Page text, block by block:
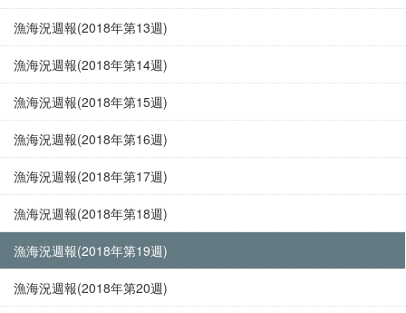
漁海況週報(2018年第13週)
漁海況週報(2018年第14週)
漁海況週報(2018年第15週)
漁海況週報(2018年第16週)
漁海況週報(2018年第17週)
漁海況週報(2018年第18週)
漁海況週報(2018年第19週)
漁海況週報(2018年第20週)